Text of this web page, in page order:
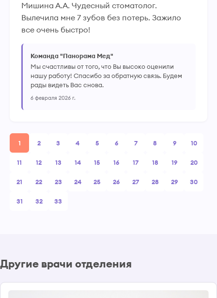
Мишина А.А. Чудесный стоматолог.
Вылечила мне 7 зубов без потерь. Зажило
все очень быстро!
Команда "Панорама Мед"
Мы счастливы от того, что Вы высоко оценили
нашу работу! Спасибо за обратную связь. Будем
рады видеть Вас снова.
6 февраля 2026 г.
1 2 3 4 5 6 7 8 9 10
11 12 13 14 15 16 17 18 19 20
21 22 23 24 25 26 27 28 29 30
31 32 33
Другие врачи отделения